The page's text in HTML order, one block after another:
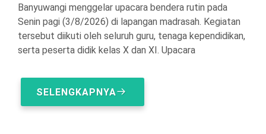
Banyuwangi menggelar upacara bendera rutin pada
Senin pagi (3/8/2026) di lapangan madrasah. Kegiatan
tersebut diikuti oleh seluruh guru, tenaga kependidikan,
serta peserta didik kelas X dan XI. Upacara
SELENGKAPNYA